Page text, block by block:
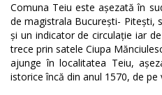
Comuna Teiu este așezată în
de magistrala București- Pitești,
și un indicator de circulație iar
trece prin satele Ciupa
ajunge în localitatea Teiu,
istorice încă din anul 1570, de